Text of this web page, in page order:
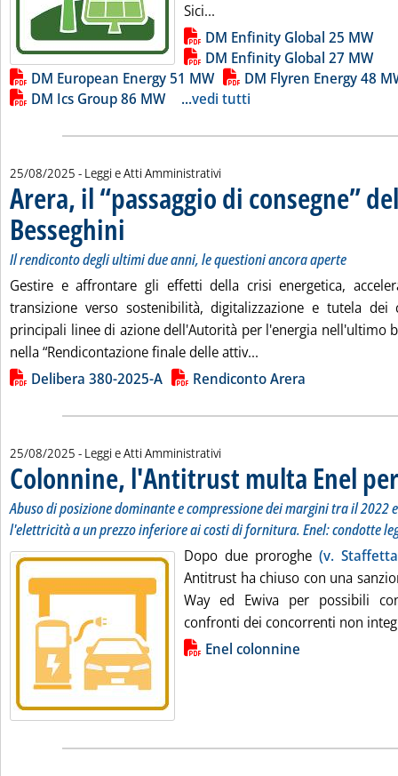
Sici...
Lista allegati PDF alla notiziaDM Enfinity Global 25 MW
DM Enfinity Global 27 MW
DM European Energy 51 MW
DM Flyren Energy 48
DM Ics Group 86 MW
...vedi tutti
25/08/2025 - Leggi e Atti Amministrativi
Arera, il “passaggio di consegne”
Besseghini . Sottotitolo: Il rendiconto degli ultimi due anni, le questioni
. Pubblicata lunedì 25 agosto 2025 alle 15.23.
Il rendiconto degli ultimi due anni, le questioni ancora aperte
Gestire e affrontare gli effetti della crisi energetica,
transizione verso sostenibilità, digitalizzazione e tutela dei
principali linee di azione dell'Autorità per l'energia nell'ultimo
nella “Rendicontazione finale delle attiv...
Lista allegati PDF alla notizia
Delibera 380-2025-A Rendiconto Arera
25/08/2025 - Leggi e Atti Amministrativi
Colonnine, l'Antitrust multa Enel
Abuso di posizione dominante e compressione dei margini tra il 2022
l'elettricità a un prezzo inferiore ai costi di fornitura. Enel: condotte
Dopo due proroghe (v.
Antitrust ha chiuso con una
Way ed Ewiva per possibili
confronti dei concorrenti non
Lista allegati PDF alla notizia
Enel colonnine